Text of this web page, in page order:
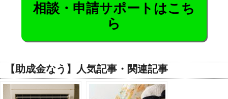
相談・申請サポートはこち
ら
【助成金なう】人気記事・関連記事